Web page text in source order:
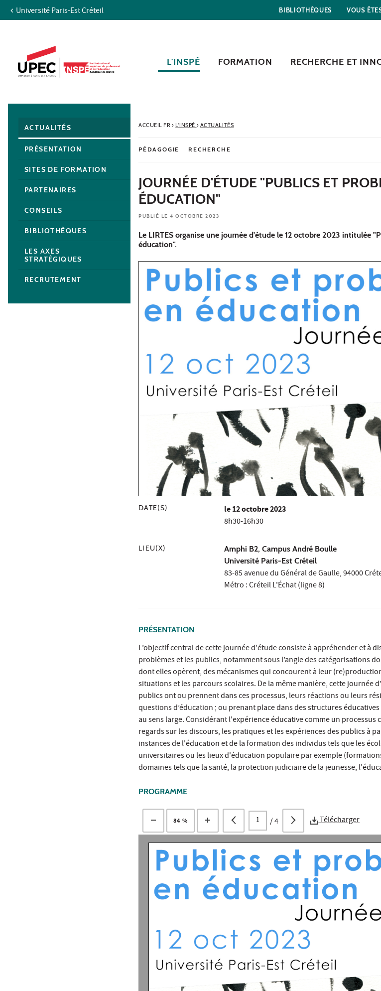
Aller au contenu
Recherche
Navigation secondaire
Université Paris-Est Créteil BIBLIOTHÈQUES VOUS
L'INSPÉ FORMATION RECHERCHE ET
ACCUEIL FR› L'INSPÉ › ACTUALITÉS
PÉDAGOGIE RECHERCHE
JOURNÉE D'ÉTUDE "PUBLICS ET
ÉDUCATION"
PUBLIÉ LE 4 OCTOBRE 2023
Le LIRTES organise une journée d'étude le 12 octobre 2023 intitulée
éducation".
DATE(S) le12 octobre 2023
8h30-16h30
LIEU(X)
Amphi B2, Campus André Boulle
Université Paris-Est Créteil
83-85 avenue du Général de Gaulle, 94000
Métro : Créteil L'Échat (ligne 8)
PRÉSENTATION
L’objectif central de cette journée d'étude consiste à appréhender et à
problèmes et les publics, notamment sous l’angle des catégorisations
dont elles opèrent, des mécanismes qui concourent à leur
situations et les parcours scolaires. De la même manière, cette journée
publics ont ou prennent dans ces processus, leurs réactions ou leurs
questions d’éducation ; ou prenant place dans des structures
au sens large. Considérant l'expérience éducative comme un
regards sur les discours, les pratiques et les expériences des publics à
instances de l'éducation et de la formation des individus tels que les
universitaires ou les lieux d'éducation populaire par exemple
domaines tels que la santé, la protection judiciaire de la jeunesse,
PROGRAMME
84 % /4 Télécharger
ACTUALITÉS
PRÉSENTATION
SITES DE FORMATION
PARTENAIRES
CONSEILS
BIBLIOTHÈQUES
LES AXES
STRATÉGIQUES
RECRUTEMENT